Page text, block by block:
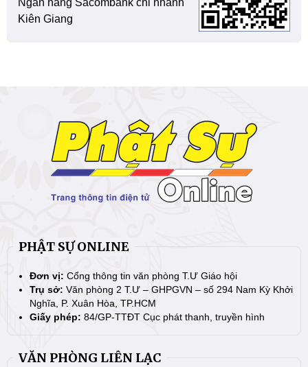
Kiên Giang
PHẬT SỰ ONLINE
Đơn vị: Cổng thông tin văn phòng T.Ư Giáo hội
Trụ sở: Văn phòng 2 T.Ư – GHPGVN – số 294 Nam Kỳ Khởi
Nghĩa, P. Xuân Hòa, TP.HCM
Giấy phép: 84/GP-TTĐT Cục phát thanh, truyền hình
VĂN PHÒNG LIÊN LẠC